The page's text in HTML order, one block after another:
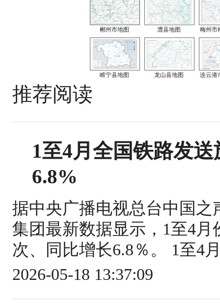
郴州市地图 澧县地图 梅州市
睢宁县地图 龙山县地图 连云港
推荐阅读
1至4月全国铁路发
6.8%
据中央广播电视总台中国
集团最新数据显示，1至4月
次、同比增长6.8％。 1至4
2026-05-18 13:37:09